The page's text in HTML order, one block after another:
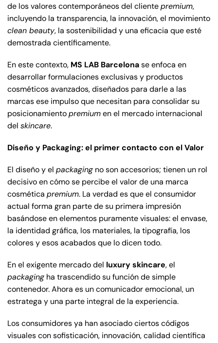
de los valores contemporáneos del clientepremium,
incluyendo la transparencia, la innovación, el movimiento
clean beauty, la sostenibilidad y una eficacia que esté
demostrada científicamente.
En este contexto, MS LAB Barcelonase enfoca en
desarrollar formulaciones exclusivas y productos
cosméticos avanzados, diseñados para darle a las
marcas ese impulso que necesitan para consolidar su
posicionamientopremiumen el mercado internacional
del skincare.
Diseño y Packaging: el primer contacto con el Valor
El diseño y el packaging no son accesorios; tienen un rol
decisivo en cómo se percibe el valor de una marca
cosmética premium. La verdad es que el consumidor
actual forma gran parte de su primera impresión
basándose en elementos puramente visuales: el envase,
la identidad gráfica, los materiales, la tipografía, los
colores y esos acabados que lo dicen todo.
En el exigente mercado del luxury skincare, el
packaging ha trascendido su función de simple
contenedor. Ahora es un comunicador emocional, un
estratega y una parte integral de la experiencia.
Los consumidores ya han asociado ciertos códigos
visuales con sofisticación, innovación, calidad científica